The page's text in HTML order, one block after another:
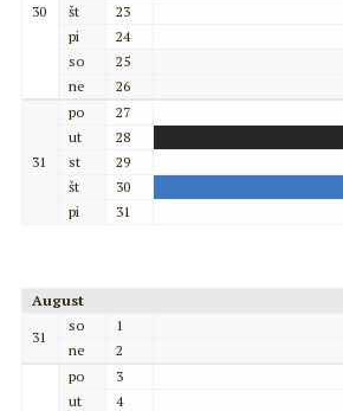
30
št
23
pi
24
so
25
ne
26
31
po
27
ut
28
st
29
št
30
pi
31
August
31
so
1
ne
2
po
3
ut
4